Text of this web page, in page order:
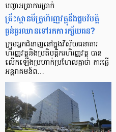
បញ្ហា​អត្រា​ការប្រាក់
គ្រឹះស្ថាន​មីក្រូ​ហិរញ្ញវត្ថុ​នឹង​ជួប​វិបត្តិ​
ធ្ងន់ធ្ងរ​ឈាន​ទៅ​រក​ការ​ក្ស័យធន?
ក្រុម​អ្នក​ជំនាញ​នៅ​ក្នុង​វិស័យ​ធនាគារ
ហិរញ្ញវត្ថុ​និង​ប្រតិបត្តិករ​ហិរញ្ញ​វត្ថុ បាន​​
លើក​ឡើង​ប្រហាក់​ប្រហែល​គ្នា​ថា ការ​ធ្វើ​
អន្តរាគមន៍​ព…